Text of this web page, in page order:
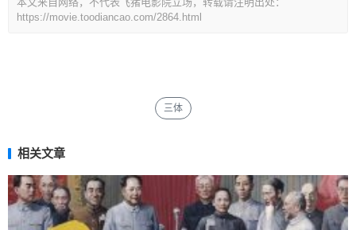
https://movie.toodiancao.com/2864.html
三体
相关文章